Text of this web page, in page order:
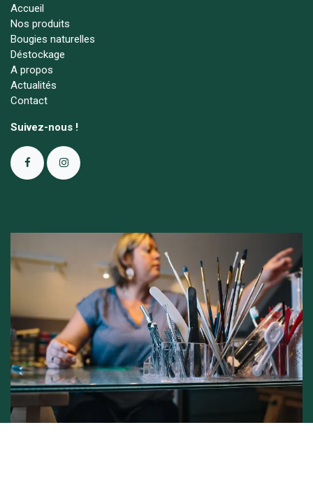
Accueil
Nos produits
Bougies naturelles
Déstockage
A propos
Actualités
Contact
Suivez-nous !